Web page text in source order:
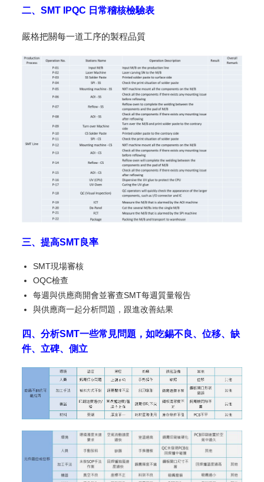
二、SMT IPQC 日常稽核檢驗表
嚴格把關每一道工序的製程品質
三、提高SMT良率
SMT現場審核
OQC檢查
每週與供應商開會並審查SMT每週質量報告
與供應商一起分析問題，跟進改善結果
四、分析SMT一些常見問題，如吃錫不良、位移、缺
件、立碑、側立